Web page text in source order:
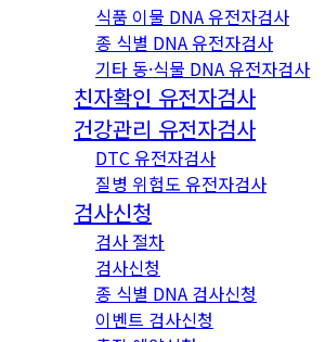
식품 이물 DNA 유전자검사
종 식별 DNA 유전자검사
기타 동·식물 DNA 유전자검사
친자확인 유전자검사
건강관리 유전자검사
DTC 유전자검사
질병 위험도 유전자검사
검사신청
검사 절차
검사신청
종 식별 DNA 검사신청
이벤트 검사신청